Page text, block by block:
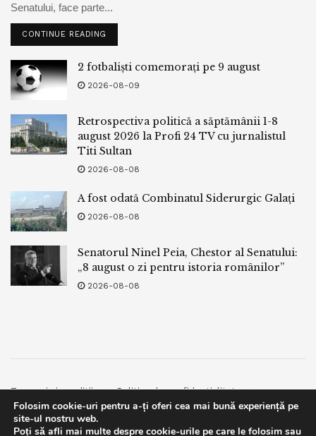
Senatului, face parte...
CONTINUE READING
2 fotbaliști comemorați pe 9 august
2026-08-09
Retrospectiva politică a săptămânii 1-8
august 2026 la Profi 24 TV cu jurnalistul
Titi Sultan
2026-08-08
A fost odată Combinatul Siderurgic Galați
2026-08-08
Senatorul Ninel Peia, Chestor al Senatului:
„8 august o zi pentru istoria românilor”
2026-08-08
Termeni si conditii
Politica de confidentialitate
Facebook
Contact
© 2019bpnews- Business & Politics Newsbpnews.
Folosim cookie-uri pentru a-ți oferi cea mai bună experiență pe
site-ul nostru web.
Poți să afli mai multe despre cookie-urile pe care le folosim sau